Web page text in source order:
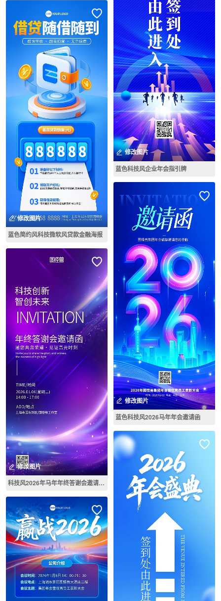
修改图片
蓝色简约风科技微软风贷款金融海报
修改图片
科技风2026年马年年终答谢会邀请函海报
修改图片
蓝色科技风企业年会指引牌
修改图片
蓝色科技风2026马年年会邀请函